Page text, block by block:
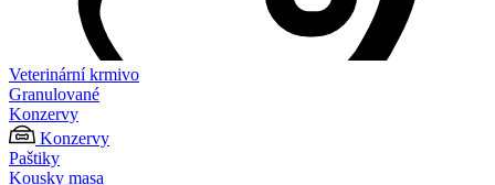
Veterinární krmivo
Granulované
Konzervy
Konzervy
Paštiky
Kousky masa